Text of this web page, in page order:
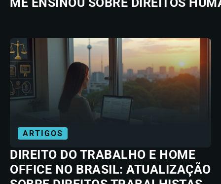
ARTIGOS
DIREITO DO TRABALHO E HOME
OFFICE NO BRASIL: ATUALIZAÇÃO